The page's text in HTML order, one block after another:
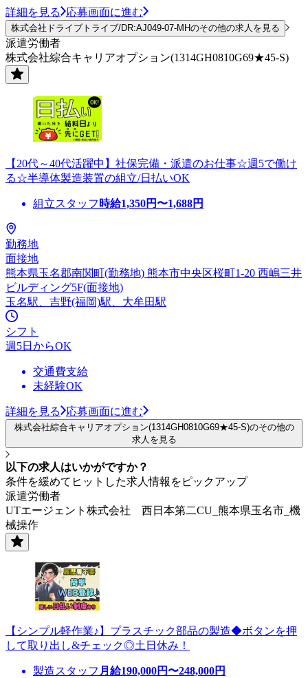
詳細を見る 応募画面に進む
株式会社ドライブトライブ/DR:AJ049-07-MHのその他の求人を見る
派遣労働者
株式会社綜合キャリアオプション(1314GH0810G69★45-S)
【20代～40代活躍中】社保完備・派遣のお仕事☆週5で働け
る☆半導体製造装置の組立/日払いOK
組立スタッフ 時給1,350円〜1,688円
勤務地
面接地
熊本県玉名郡南関町(勤務地) 熊本市中央区桜町1-20 西嶋三井
ビルディング5F(面接地)
玉名駅、吉野(福岡)駅、大牟田駅
シフト
週5日からOK
交通費支給
未経験OK
詳細を見る 応募画面に進む
株式会社綜合キャリアオプション(1314GH0810G69★45-S)のその他の
求人を見る
以下の求人はいかがですか？
条件を緩めてヒットした求人情報をピックアップ
派遣労働者
UTエージェント株式会社 西日本第二CU_熊本県玉名市_機
械操作
【シンプル軽作業♪】プラスチック部品の製造◆ボタンを押
して取り出し&チェック◎土日休み！
製造スタッフ 月給190,000円〜248,000円